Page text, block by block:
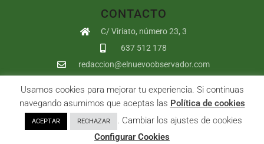
CONTACTO
C/ Viriato, número 23, 3
637 512 178
redaccion@elnuevoobservador.com
Copyright ©2026 El Nuevo Observador | Sumurdigital Diseño web
yDesarrollo| All Rights Reserved |
Privacidad|Política de cookies|User
Usamos cookies para mejorar tu experiencia. Si continuas
navegando asumimos que aceptas las Política de cookies
ACEPTAR RECHAZAR
. Cambiar los ajustes de cookies
Configurar Cookies